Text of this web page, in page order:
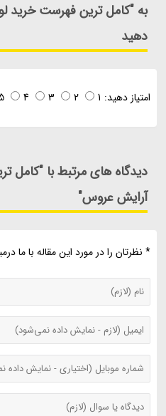
به "کامل ترین فهرست خرید
دهید
امتیاز دهید: 1
2
3
4
دیدگاه های مرتبط با "کامل
آرایش عروس"
* نظرتان را در مورد این مقاله با ما